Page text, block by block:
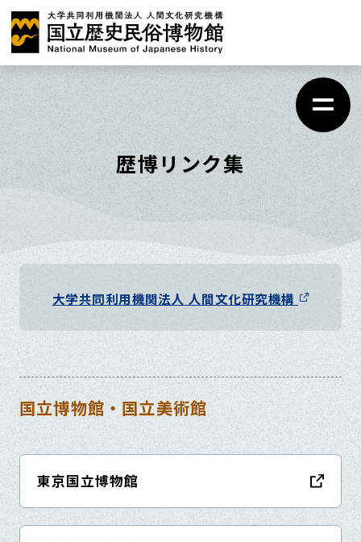
歴博リンク集
大学共同利用機関法人 人間文化研究機構
国立博物館・国立美術館
東京国立博物館